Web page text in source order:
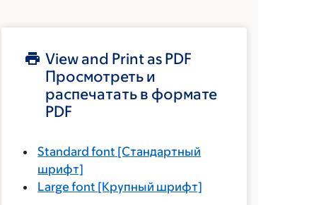
View and Print as PDF
Просмотреть и
распечатать в формате
PDF
Standard font [Стандартный
шрифт]
Large font [Крупный шрифт]